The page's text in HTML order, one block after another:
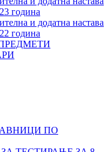
година
и додатна настава
година
ПО